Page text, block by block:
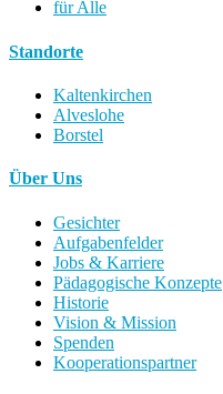
für Alle
Standorte
Kaltenkirchen
Alveslohe
Borstel
Über Uns
Gesichter
Aufgabenfelder
Jobs & Karriere
Pädagogische Konzepte
Historie
Vision & Mission
Spenden
Kooperationspartner